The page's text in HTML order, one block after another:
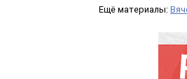
Ещё материалы: